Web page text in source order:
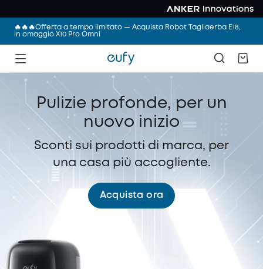
🔥🔥🔥Offerta a tempo limitato — Acquista Robot Tagliaerba E18,
in omaggio X10 Pro Omni
Pulizie profonde, per un
nuovo inizio
Sconti sui prodotti di marca, per
una casa più accogliente.
Acquista ora